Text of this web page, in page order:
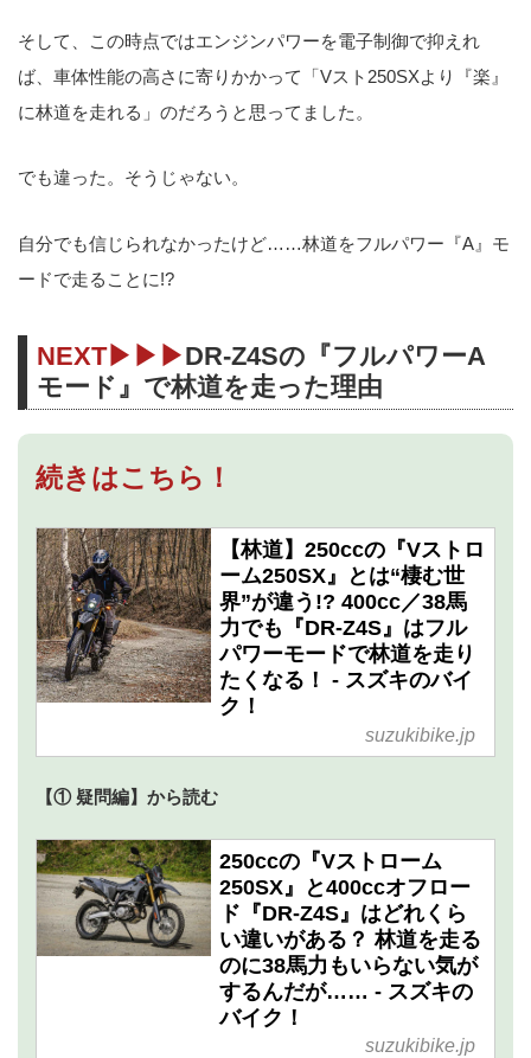
そして、この時点ではエンジンパワーを電子制御で抑えれ
ば、車体性能の高さに寄りかかって「Vスト250SXより『楽』
に林道を走れる」のだろうと思ってました。
でも違った。そうじゃない。
自分でも信じられなかったけど……林道をフルパワー『A』モ
ードで走ることに!?
NEXT▶▶▶DR-Z4Sの『フルパワーA
モード』で林道を走った理由
続きはこちら！
【林道】250ccの『Vストロ
ーム250SX』とは“棲む世
界”が違う!? 400cc／38馬
力でも『DR-Z4S』はフル
パワーモードで林道を走り
たくなる！ - スズキのバイ
ク！
suzukibike.jp
【① 疑問編】から読む
250ccの『Vストローム
250SX』と400ccオフロー
ド『DR-Z4S』はどれくら
い違いがある？ 林道を走る
のに38馬力もいらない気が
するんだが…… - スズキの
バイク！
suzukibike.jp